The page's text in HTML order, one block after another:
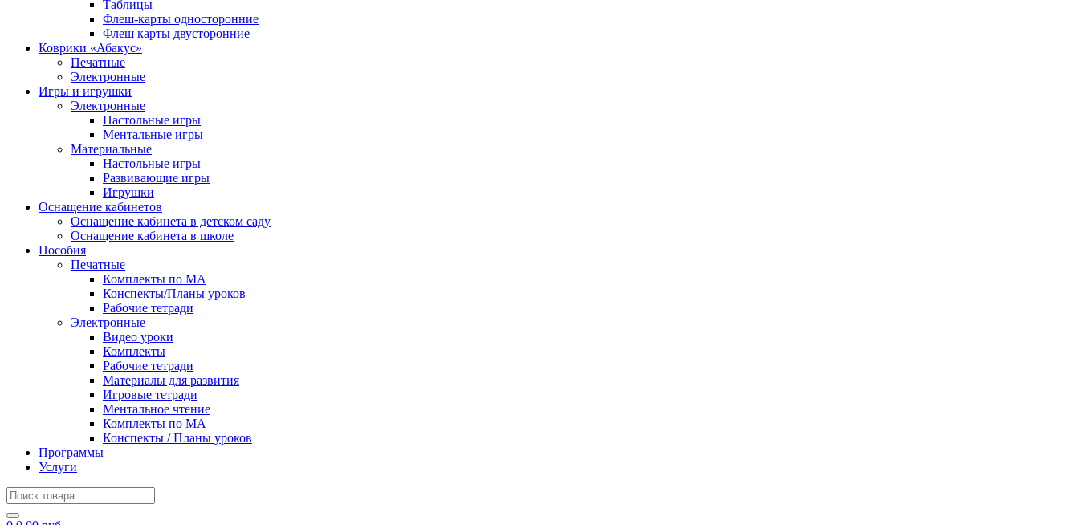
Таблицы
Флеш-карты односторонние
Флеш карты двусторонние
Коврики «Абакус»
Печатные
Электронные
Игры и игрушки
Электронные
Настольные игры
Ментальные игры
Материальные
Настольные игры
Развивающие игры
Игрушки
Оснащение кабинетов
Оснащение кабинета в детском саду
Оснащение кабинета в школе
Пособия
Печатные
Комплекты по МА
Конспекты/Планы уроков
Рабочие тетради
Электронные
Видео уроки
Комплекты
Рабочие тетради
Материалы для развития
Игровые тетради
Ментальное чтение
Комплекты по МА
Конспекты / Планы уроков
Программы
Услуги
Search
for: